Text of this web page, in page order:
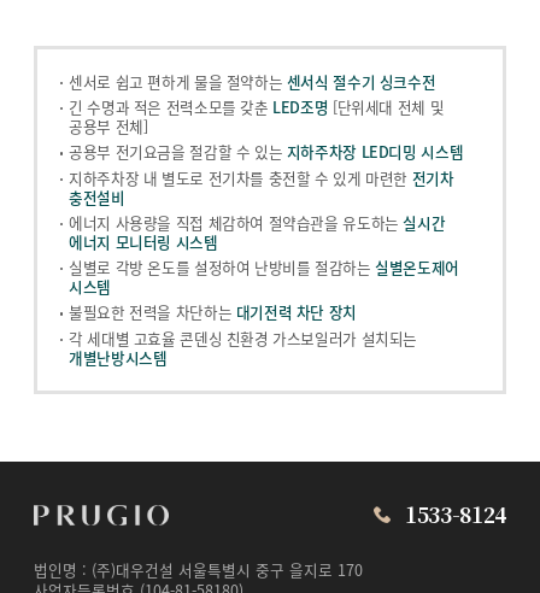
센서로 쉽고 편하게 물을 절약하는 센서식 절수기 싱크수전
긴 수명과 적은 전력소모를 갖춘 LED조명 [단위세대 전체 및
공용부 전체]
공용부 전기요금을 절감할 수 있는 지하주차장 LED디밍 시스템
지하주차장 내 별도로 전기차를 충전할 수 있게 마련한 전기차
충전설비
에너지 사용량을 직접 체감하여 절약습관을 유도하는실시간
에너지 모니터링 시스템
실별로 각방 온도를 설정하여 난방비를 절감하는실별온도제어
시스템
불필요한 전력을 차단하는 대기전력 차단 장치
각 세대별 고효율 콘덴싱 친환경 가스보일러가 설치되는
개별난방시스템
1533-8124
법인명 : (주)대우건설 서울특별시 중구 을지로 170